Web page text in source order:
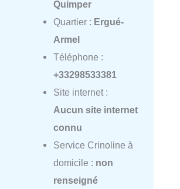
Quimper
Quartier : Ergué-
Armel
Téléphone :
+33298533381
Site internet :
Aucun site internet
connu
Service Crinoline à
domicile : non
renseigné